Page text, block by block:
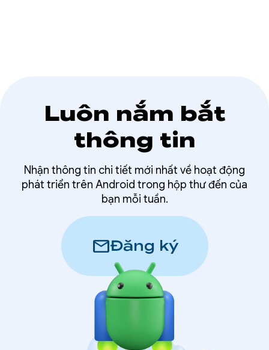
Luôn nắm bắt
thông tin
Nhận thông tin chi tiết mới nhất về hoạt động
phát triển trên Android trong hộp thư đến của
bạn mỗi tuần.
mailĐăng ký